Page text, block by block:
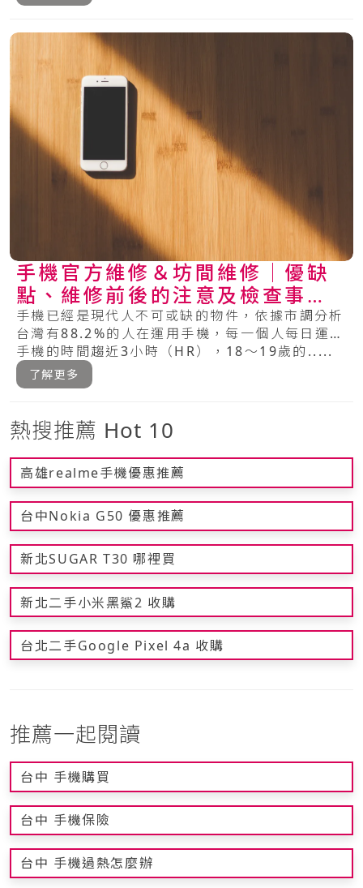
手機官方維修＆坊間維修│優缺
點、維修前後的注意及檢查事項
總整理
手機已經是現代人不可或缺的物件，依據市調分析
台灣有88.2%的人在運用手機，每一個人每日運用
手機的時間趨近3小時（HR），18～19歲的.....
了解更多
熱搜推薦 Hot 10
高雄realme手機優惠推薦
台中Nokia G50 優惠推薦
新北SUGAR T30 哪裡買
新北二手小米黑鯊2 收購
台北二手Google Pixel 4a 收購
推薦一起閱讀
台中 手機購買
台中 手機保險
台中 手機過熱怎麼辦